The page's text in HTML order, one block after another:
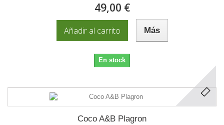
49,00 €
Añadir al carrito Más
En stock
Coco A&B Plagron